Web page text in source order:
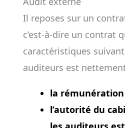
Il reposes sur un
c’est-à-dire un contrat
caractéristiques
auditeurs est
la
l’autorité du